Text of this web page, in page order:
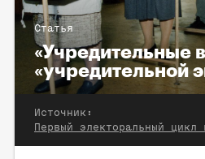
Статья
«Учредительные
«учредительной
Источник: